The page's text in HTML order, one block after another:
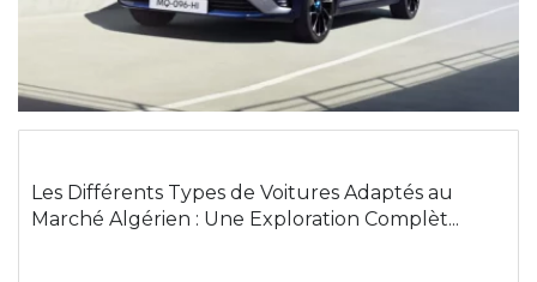
Les Différents Types de Voitures Adaptés au
Marché Algérien : Une Exploration Complèt...